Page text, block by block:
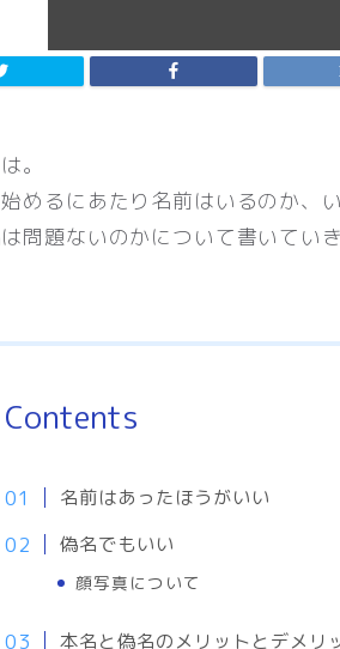
。
めるにあたり名前はいるのか、
問題ないのかについて書いてい
Contents
名前はあったほうがいい
偽名でもいい
顔写真について
本名と偽名のメリットとデメリ